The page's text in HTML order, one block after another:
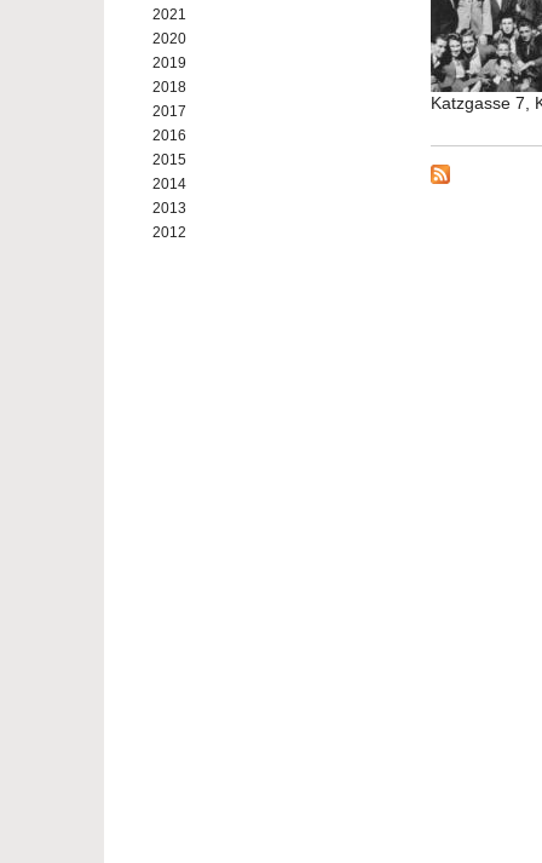
2021
2020
2019
2018
2017
2016
2015
2014
2013
2012
Katzgasse 7,